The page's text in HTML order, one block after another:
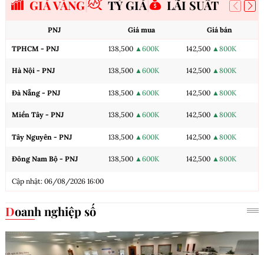
GIÁ VÀNG TỶ GIÁ LÃI SUẤT
PNJ Giá mua Giá bán
TPHCM - PNJ 138,500 ▲600K 142,500 ▲800K
Hà Nội - PNJ 138,500 ▲600K 142,500 ▲800K
Đà Nẵng - PNJ 138,500 ▲600K 142,500 ▲800K
Miền Tây - PNJ 138,500 ▲600K 142,500 ▲800K
Tây Nguyên - PNJ 138,500 ▲600K 142,500 ▲800K
Đông Nam Bộ - PNJ 138,500 ▲600K 142,500 ▲800K
Cập nhật: 06/08/2026 16:00
Doanh nghiệp số